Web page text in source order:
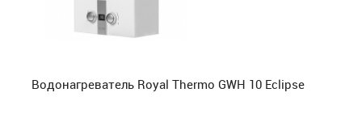
Водонагреватель Royal Thermo GWH 10 Eclipse